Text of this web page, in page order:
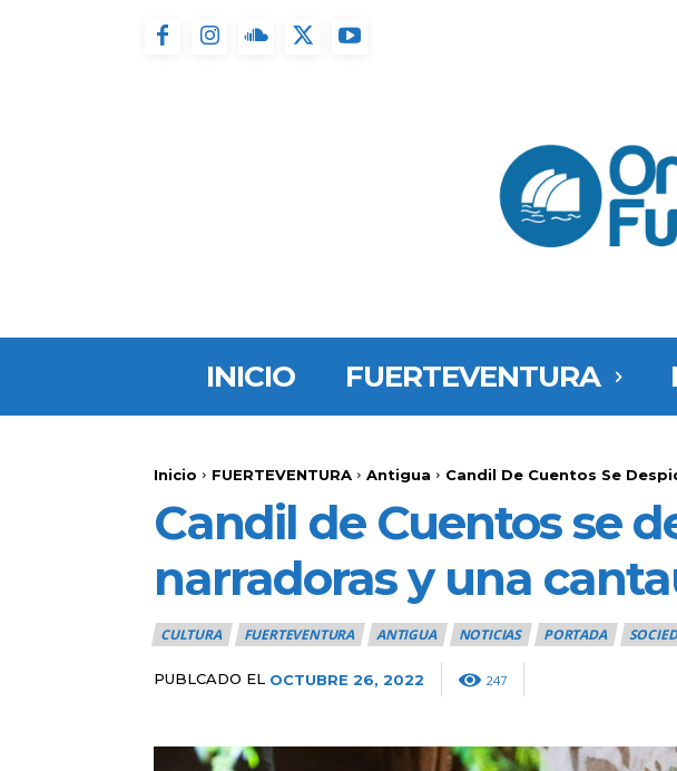
INICIO FUERTEVENTURA
Inicio FUERTEVENTURA Antigua Candil De Cuentos Se
Candil de Cuentos se
narradoras y una
CULTURA FUERTEVENTURA ANTIGUA NOTICIAS PORTADA
PUBLCADO EL OCTUBRE 26, 2022 247